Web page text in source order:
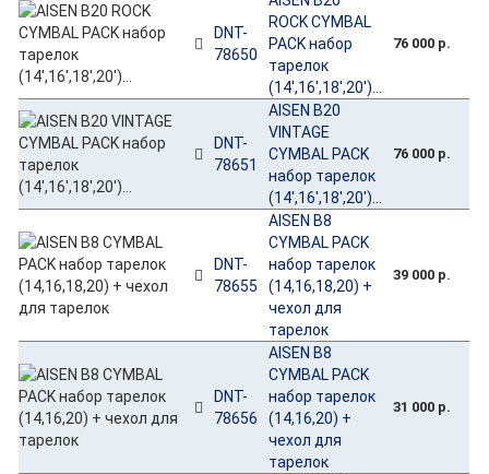
DNT-
78650
ROCK CYMBAL
PACK набор
тарелок
(14',16',18',20')...
76 000 р.
DNT-
78651
AISEN B20
VINTAGE
CYMBAL PACK
набор тарелок
(14',16',18',20')...
76 000 р.
DNT-
78655
AISEN B8
CYMBAL PACK
набор тарелок
(14,16,18,20) +
чехол для
тарелок
39 000 р.
DNT-
78656
AISEN B8
CYMBAL PACK
набор тарелок
(14,16,20) +
чехол для
тарелок
31 000 р.